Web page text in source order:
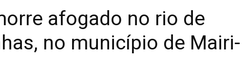
afogado no rio de
no município de Mairi-